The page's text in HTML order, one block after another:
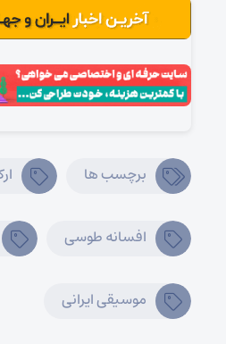
برچسب ها
افسانه طوسی
موسیقی ایرانی